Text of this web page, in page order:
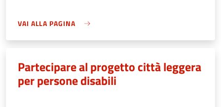
VAI ALLA PAGINA
Partecipare al progetto città leggera
per persone disabili